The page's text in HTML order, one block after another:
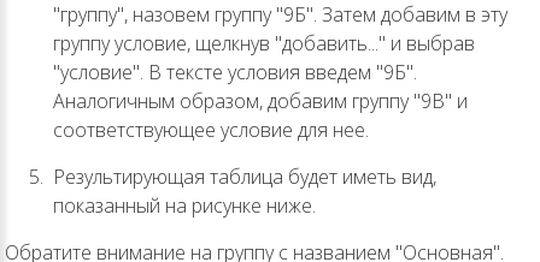
"группу", назовем группу "9Б". Затем добавим в эту
группу условие, щелкнув "добавить..." и выбрав
"условие". В тексте условия введем "9Б".
Аналогичным образом, добавим группу "9В" и
соответствующее условие для нее.
Результирующая таблица будет иметь вид,
показанный на рисунке ниже.
Обратите внимание на группу с названием "Основная".